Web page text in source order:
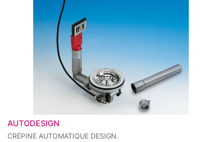
AUTODESIGN
CRÉPINE AUTOMATIQUE DESIGN.